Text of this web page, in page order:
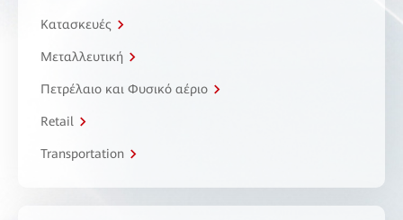
Κατασκευές
Μεταλλευτική
Πετρέλαιο και Φυσικό αέριο
Retail
Transportation